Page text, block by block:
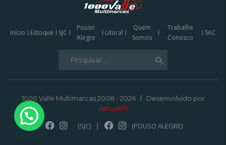
Início Estoque SJC
Pouso
Alegre
Litoral
Quem
Somos
Trabalhe
Conosco
SAC
1000 Valle Multimarcas 2008 - 2026
Desenvolvido por
AtitudeTI
(SJC) | (POUSO ALEGRE)